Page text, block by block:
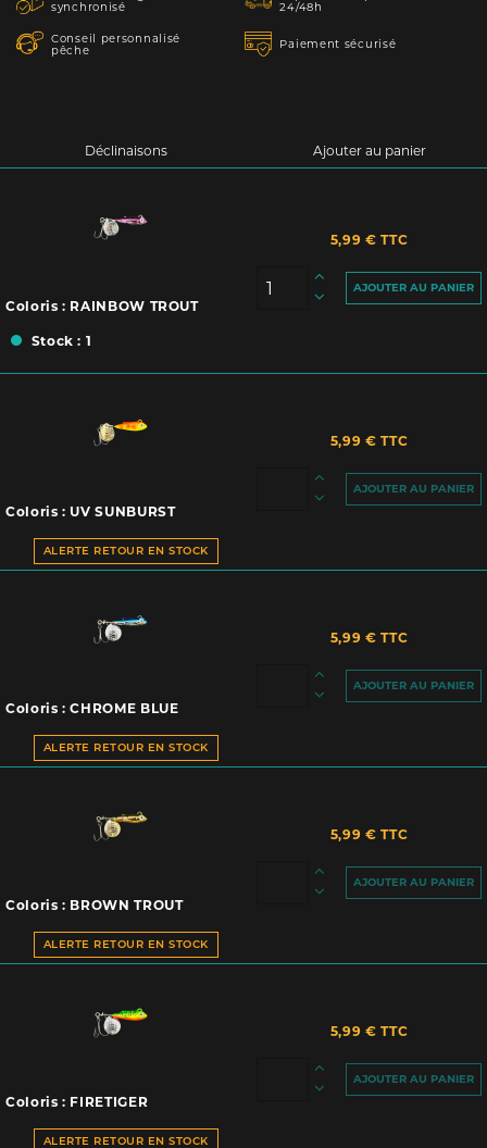
synchronisé
24/48h
Conseil personnalisé
pêche
Paiement sécurisé
Déclinaisons Ajouter au panier
Coloris : RAINBOW TROUT
Stock : 1
5,99 € TTC
AJOUTER AU PANIER
Coloris : UV SUNBURST
ALERTE RETOUR EN STOCK
5,99 € TTC
AJOUTER AU PANIER
Coloris : CHROME BLUE
ALERTE RETOUR EN STOCK
5,99 € TTC
AJOUTER AU PANIER
Coloris : BROWN TROUT
ALERTE RETOUR EN STOCK
5,99 € TTC
AJOUTER AU PANIER
Coloris : FIRETIGER
ALERTE RETOUR EN STOCK
5,99 € TTC
AJOUTER AU PANIER